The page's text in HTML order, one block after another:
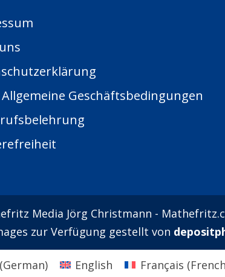
Allgemeine Geschäftsbedingungen
Media Jörg Christmann -
zur Verfügung gestellt von
(German) English Français (French